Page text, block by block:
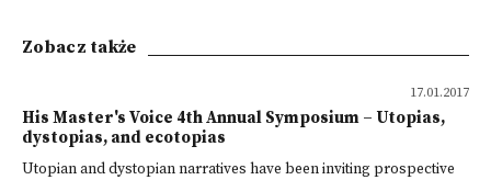
Zobacz także
17.01.2017
His Master's Voice 4th Annual Symposium – Utopias,
dystopias, and ecotopias
Utopian and dystopian narratives have been inviting prospective